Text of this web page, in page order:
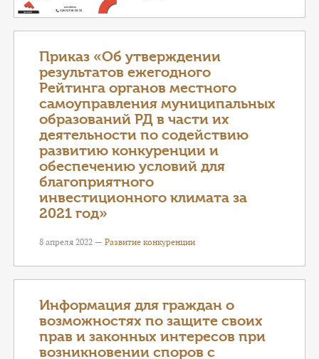
Приказ «Об утверждении
результатов ежегодного
Рейтинга органов местного
самоуправления муниципальных
образований РД в части их
деятельности по содействию
развитию конкуренции и
обеспечению условий для
благоприятного
инвестиционного климата за
2021 год»
8 апреля 2022 — Развитие конкуренции
Информация для граждан о
возможностях по защите своих
прав и законных интересов при
возникновении споров с